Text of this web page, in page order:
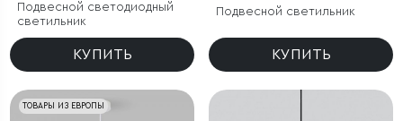
Подвесной светодиодный
светильник
КУПИТЬ
Подвесной светильник
КУПИТЬ
ТОВАРЫ ИЗ ЕВРОПЫ